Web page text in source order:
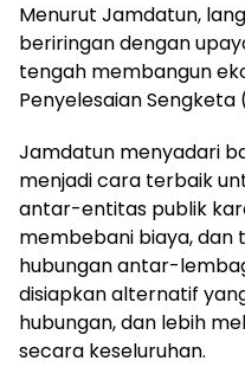
Menurut Jamdatun,
beriringan dengan
tengah membangun
Penyelesaian Sengketa
Jamdatun menyadari
menjadi cara terbaik
antar-entitas publik
membebani biaya, dan
hubungan antar-
disiapkan alternatif
hubungan, dan lebih
secara keseluruhan.